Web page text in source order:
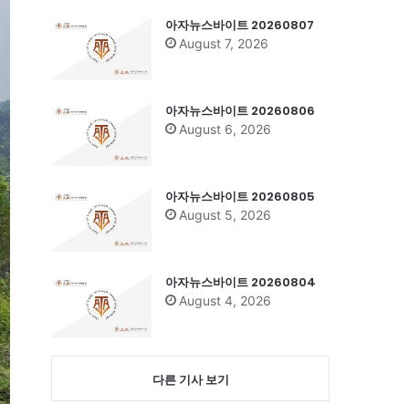
아자뉴스바이트 20260807
August 7, 2026
아자뉴스바이트 20260806
August 6, 2026
아자뉴스바이트 20260805
August 5, 2026
아자뉴스바이트 20260804
August 4, 2026
다른 기사 보기